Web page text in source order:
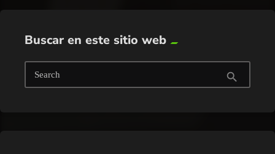
Buscar en este sitio web
Search search